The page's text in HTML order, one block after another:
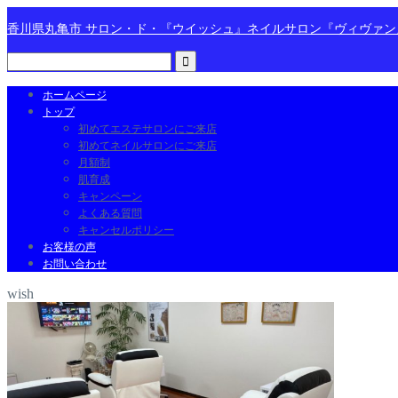
香川県丸亀市 サロン・ド・『ウイッシュ』ネイルサロン『ヴィヴァ
ホームページ
トップ
初めてエステサロンにご来店
初めてネイルサロンにご来店
月額制
肌育成
キャンペーン
よくある質問
キャンセルポリシー
お客様の声
お問い合わせ
wish